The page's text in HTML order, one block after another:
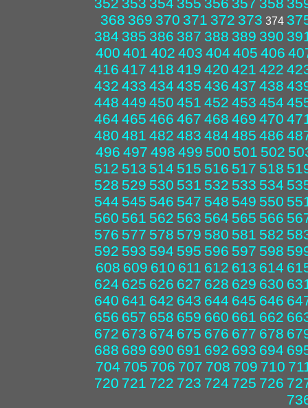
368 369 370 371 372 373 374
384 385 386 387 388 389 390
400 401 402 403 404 405 406
416 417 418 419 420 421 422
432 433 434 435 436 437 438
448 449 450 451 452 453 454
464 465 466 467 468 469 470
480 481 482 483 484 485 486
496 497 498 499 500 501 502
512 513 514 515 516 517 518
528 529 530 531 532 533 534
544 545 546 547 548 549 550
560 561 562 563 564 565 566
576 577 578 579 580 581 582
592 593 594 595 596 597 598
608 609 610 611 612 613 614
624 625 626 627 628 629 630
640 641 642 643 644 645 646
656 657 658 659 660 661 662
672 673 674 675 676 677 678
688 689 690 691 692 693 694
704 705 706 707 708 709 710
720 721 722 723 724 725 726